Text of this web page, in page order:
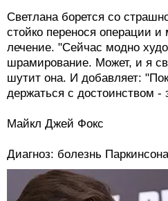
Светлана борется со
стойко перенося операции и
лечение. "Сейчас модно
шрамирование. Может, и я
шутит она. И добавляет:
держаться с достоинством -
Майкл Джей Фокс
Диагноз: болезнь Паркинсона